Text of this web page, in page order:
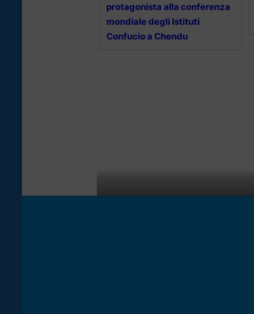
protagonista alla conferenza
mondiale degli Istituti
Confucio a Chendu